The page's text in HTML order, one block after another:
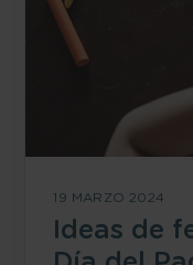
19 MARZO 2024
Ideas de